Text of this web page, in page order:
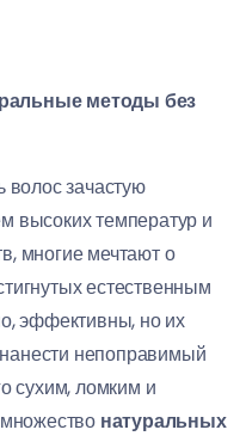
методы без
волос зачастую
высоких температур и
многие мечтают о
естественным
эффективны, но их
непоправимый
сухим, ломким и
натуральных